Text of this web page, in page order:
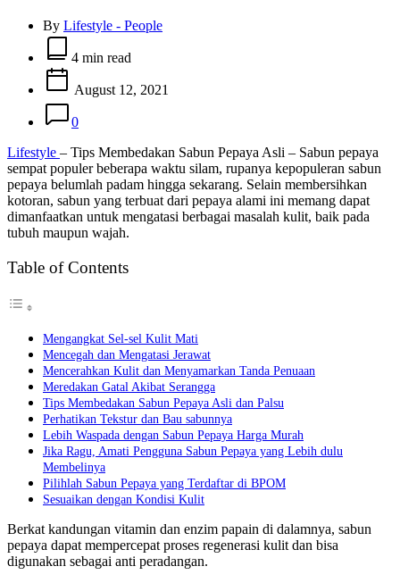
By Lifestyle - People
Estimated
read
time
4 min read
August 12, 2021
0
Lifestyle – Tips Membedakan Sabun Pepaya Asli – Sabun pepaya
sempat populer beberapa waktu silam, rupanya kepopuleran sabun
pepaya belumlah padam hingga sekarang. Selain membersihkan
kotoran, sabun yang terbuat dari pepaya alami ini memang dapat
dimanfaatkan untuk mengatasi berbagai masalah kulit, baik pada
tubuh maupun wajah.
Table of Contents
Mengangkat Sel-sel Kulit Mati
Mencegah dan Mengatasi Jerawat
Mencerahkan Kulit dan Menyamarkan Tanda Penuaan
Meredakan Gatal Akibat Serangga
Tips Membedakan Sabun Pepaya Asli dan Palsu
Perhatikan Tekstur dan Bau sabunnya
Lebih Waspada dengan Sabun Pepaya Harga Murah
Jika Ragu, Amati Pengguna Sabun Pepaya yang Lebih dulu
Membelinya
Pilihlah Sabun Pepaya yang Terdaftar di BPOM
Sesuaikan dengan Kondisi Kulit
Berkat kandungan vitamin dan enzim papain di dalamnya, sabun
pepaya dapat mempercepat proses regenerasi kulit dan bisa
digunakan sebagai anti peradangan.